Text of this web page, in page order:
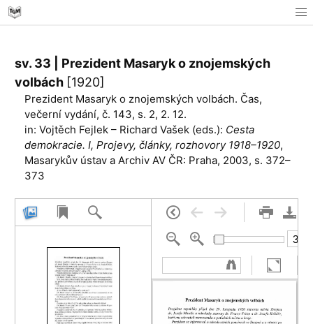
sv. 33 | Prezident Masaryk o znojemských
volbách [1920]
Prezident Masaryk o znojemských volbách. Čas,
večerní vydání, č. 143, s. 2, 2. 12.
in: Vojtěch Fejlek – Richard Vašek (eds.): Cesta
demokracie. I, Projevy, články, rozhovory 1918–1920,
Masarykův ústav a Archiv AV ČR: Praha, 2003, s. 372–
373